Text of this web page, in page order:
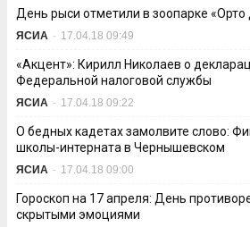
День рыси отметили в зоопарке «Орто
ЯСИА - 17.04.18 09:49
«Акцент»: Кирилл Николаев о
Федеральной налоговой службы
ЯСИА - 17.04.18 09:22
О бедных кадетах замолвите слово:
школы-интерната в Чернышевском
ЯСИА - 17.04.18 09:00
Гороскоп на 17 апреля: День
скрытыми эмоциями